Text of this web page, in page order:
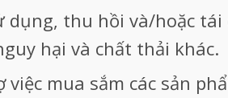
dụng, thu hồi và/hoặc
hại và chất thải khác.
việc mua sắm các sản